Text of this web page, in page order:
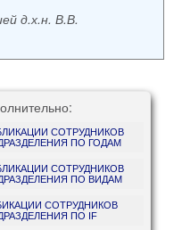
д.х.н. В.В.
СОТРУДНИКОВ
ПО ГОДАМ
СОТРУДНИКОВ
ПО ВИДАМ
СОТРУДНИКОВ
ПО IF